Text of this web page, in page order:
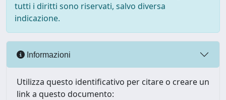
tutti i diritti sono riservati, salvo diversa
indicazione.
Informazioni
Utilizza questo identificativo per citare o creare un
link a questo documento: